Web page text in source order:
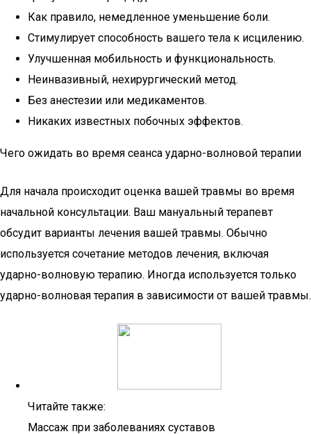
Как правило, немедленное уменьшение боли.
Стимулирует способность вашего тела к исцилению.
Улучшенная мобильность и функциональность.
Неинвазивный, нехирургический метод.
Без анестезии или медикаментов.
Никаких известных побочных эффектов.
Чего ожидать во время сеанса ударно-волновой терапии
Для начала происходит оценка вашей травмы во время
начальной консультации. Ваш мануальный терапевт
обсудит варианты лечения вашей травмы. Обычно
используется сочетание методов лечения, включая
ударно-волновую терапию. Иногда используется только
ударно-волновая терапия в зависимости от вашей травмы.
Читайте также:
Массаж при заболеваниях суставов